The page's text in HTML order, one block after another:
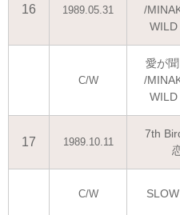
16 1989.05.31
/
WILD
C/W
愛が
/
WILD
17 1989.10.11
7th
C/W